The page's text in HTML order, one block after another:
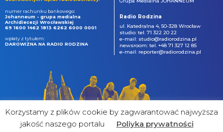
numer rachunku bankowego:
Johanneum - grupa medialna
Archidiecezji Wrocławskiej
69 1600 1462 1813 6262 6000 0001
wpłaty z tytułem:
DAROWIZNA NA RADIO RODZINA
Radio Rodzina
ul. Katedralna 4, 50-328 Wrocław
studio: tel. 71 322 20 22
e-mail: studio@radiorodzina.pl
newsroom: tel. +48 71 327 12 85
e-mail: reporter@radiorodzina.pl
Korzystamy z plików cookie by zagwarantować najwyższa
jakość naszego portalu
Poliyka prywatności